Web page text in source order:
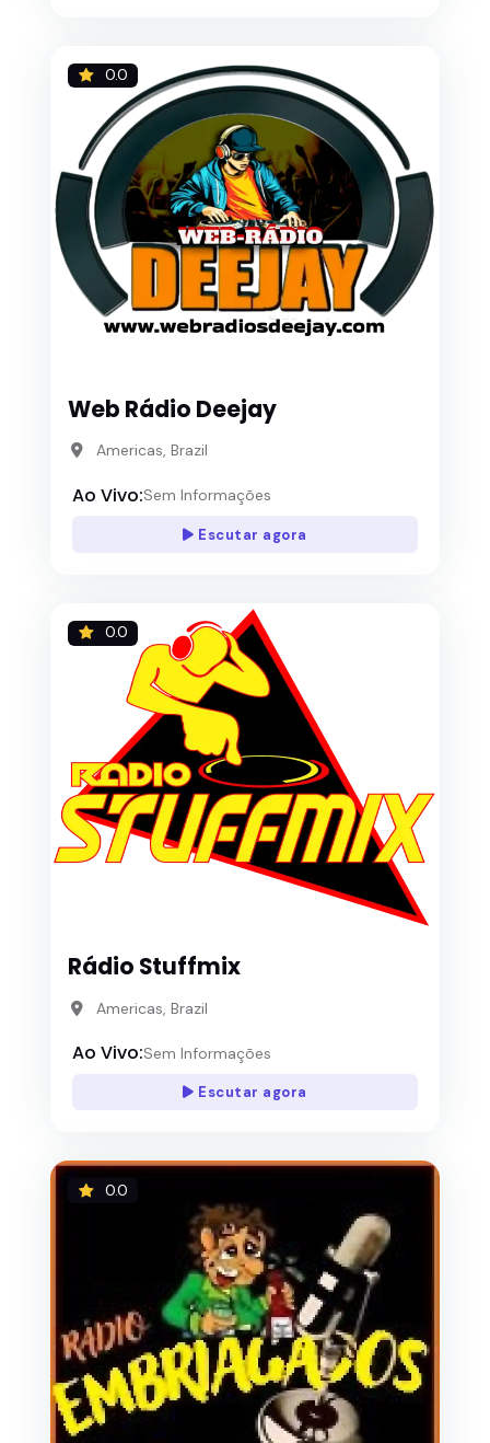
0.0
Web Rádio Deejay
Americas, Brazil
Ao Vivo:Sem Informações
Escutar agora
0.0
Rádio Stuffmix
Americas, Brazil
Ao Vivo:Sem Informações
Escutar agora
0.0